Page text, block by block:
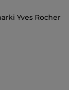
Yves Rocher